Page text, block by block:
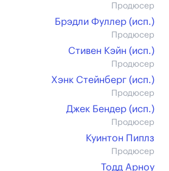
Продюсер
Брэдли Фуллер (иcп.)
Продюсер
Стивен Кэйн (иcп.)
Продюсер
Хэнк Стейнберг (иcп.)
Продюсер
Джек Бендер (иcп.)
Продюсер
Куинтон Пиплз
Продюсер
Тодд Арноу